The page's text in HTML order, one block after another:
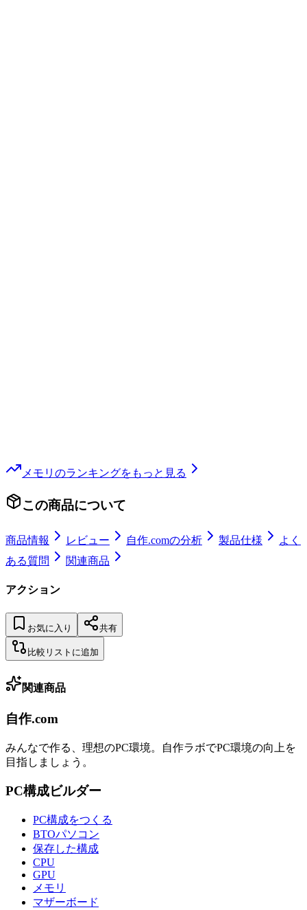
メモリ のランキングをもっと見る
この商品について
商品情報 レビュー 自作.comの分析 製品仕様
よく
ある質問
関連商品
アクション
お気に入り 共有
比較リストに追加
関連商品
自作.com
みんなで作る、理想のPC環境。 自作ラボでPC環境の向上を
目指しましょう。
PC構成ビルダー
PC構成をつくる
BTOパソコン
保存した構成
CPU
GPU
メモリ
マザーボード